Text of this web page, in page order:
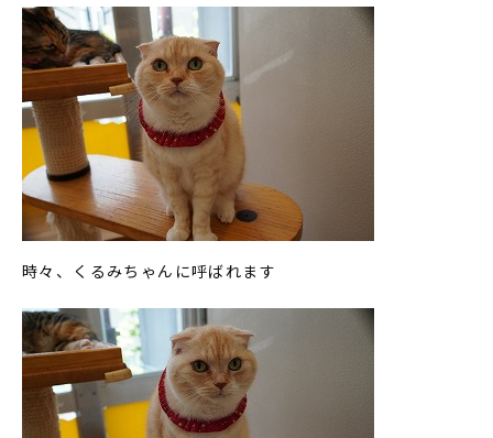
時々、くるみちゃんに呼ばれます